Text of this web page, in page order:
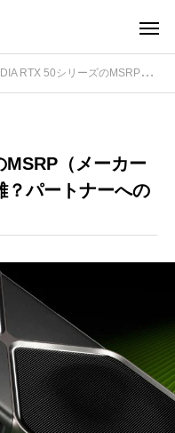
50シリーズのMSRP（メーカー希望小売価格）購入は困難？パートナーへの影響とは
MSRP（メーカー
？パートナーへの